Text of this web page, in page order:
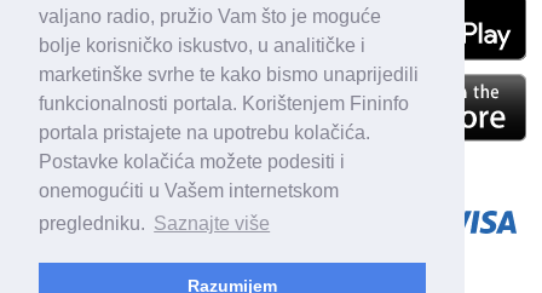
valjano radio, pružio Vam što je moguće
bolje korisničko iskustvo, u analitičke i
marketinške svrhe te kako bismo unaprijedili
funkcionalnosti portala. Korištenjem Fininfo
portala pristajete na upotrebu kolačića.
Postavke kolačića možete podesiti i
onemogućiti u Vašem internetskom
pregledniku. Saznajte više
Razumijem